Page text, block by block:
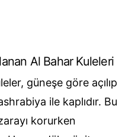
Al Bahar Kuleleri
güneşe göre açılıp
ile kaplıdır. Bu
korurken